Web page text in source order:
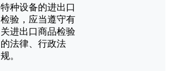
特种设备的进出口
检验，应当遵守有
关进出口商品检验
的法律、行政法
规。